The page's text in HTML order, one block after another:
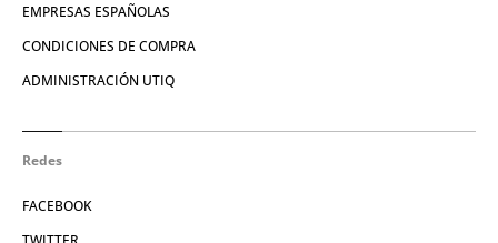
EMPRESAS ESPAÑOLAS
CONDICIONES DE COMPRA
ADMINISTRACIÓN UTIQ
Redes
FACEBOOK